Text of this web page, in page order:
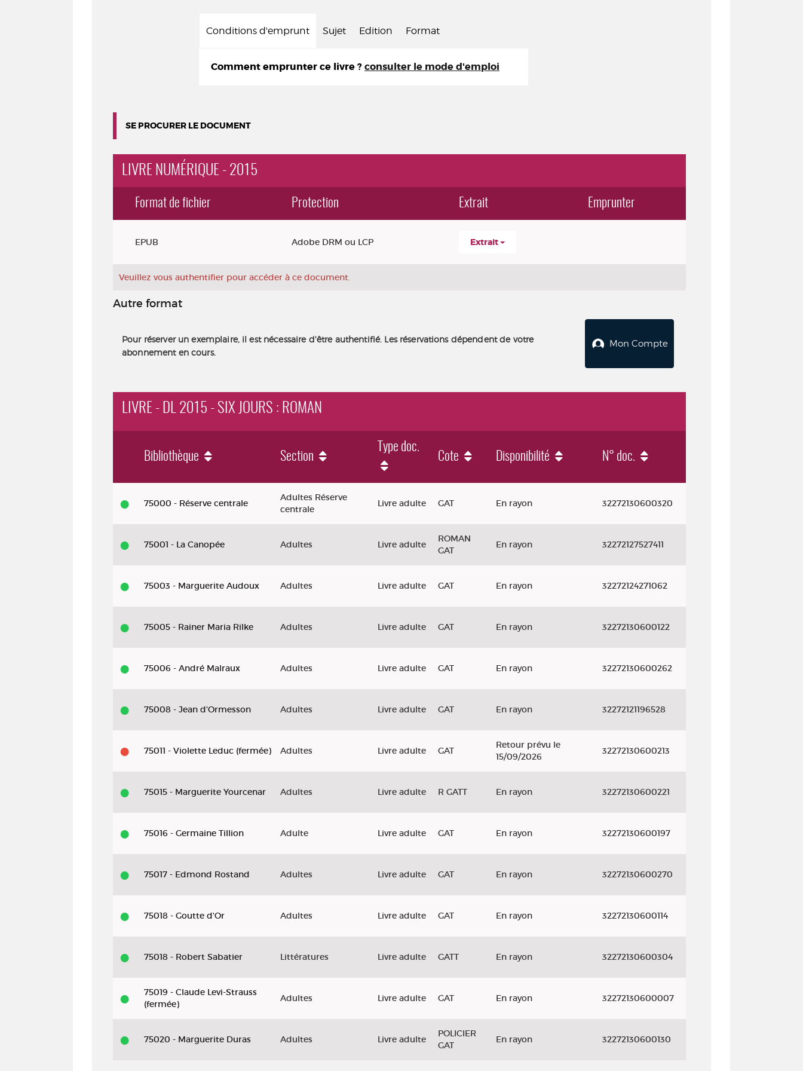
Conditions d'emprunt Sujet Edition Format
Comment emprunter ce livre ? consulter le mode d'emploi
SE PROCURER LE DOCUMENT
LIVRE NUMÉRIQUE - 2015
Format de fichier Protection Extrait Emprunter
EPUB Adobe DRM ou LCP Extrait
Veuillez vous authentifier pour accéder à ce document.
Autre format
Pour réserver un exemplaire, il est nécessaire d'être authentifié. Les réservations dépendent de votre
abonnement en cours.
Mon Compte
LIVRE - DL 2015 - SIX JOURS : ROMAN
Bibliothèque Section
Type doc.
Cote Disponibilité N° doc.
75000 - Réserve centrale
Adultes Réserve
centrale
Livre adulte GAT En rayon 32272130600320
75001 - La Canopée Adultes Livre adulte
ROMAN
GAT
En rayon 32272127527411
75003 - Marguerite Audoux Adultes Livre adulte GAT En rayon 32272124271062
75005 - Rainer Maria Rilke Adultes Livre adulte GAT En rayon 32272130600122
75006 - André Malraux Adultes Livre adulte GAT En rayon 32272130600262
75008 - Jean d'Ormesson Adultes Livre adulte GAT En rayon 32272121196528
75011 - Violette Leduc (fermée) Adultes Livre adulte GAT
Retour prévu le
15/09/2026
32272130600213
75015 - Marguerite Yourcenar Adultes Livre adulte R GATT En rayon 32272130600221
75016 - Germaine Tillion Adulte Livre adulte GAT En rayon 32272130600197
75017 - Edmond Rostand Adultes Livre adulte GAT En rayon 32272130600270
75018 - Goutte d'Or Adultes Livre adulte GAT En rayon 32272130600114
75018 - Robert Sabatier Littératures Livre adulte GATT En rayon 32272130600304
75019 - Claude Levi-Strauss
(fermée)
Adultes Livre adulte GAT En rayon 32272130600007
75020 - Marguerite Duras Adultes Livre adulte
POLICIER
GAT
En rayon 32272130600130